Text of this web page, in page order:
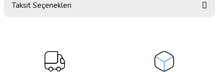
Taksit Seçenekleri